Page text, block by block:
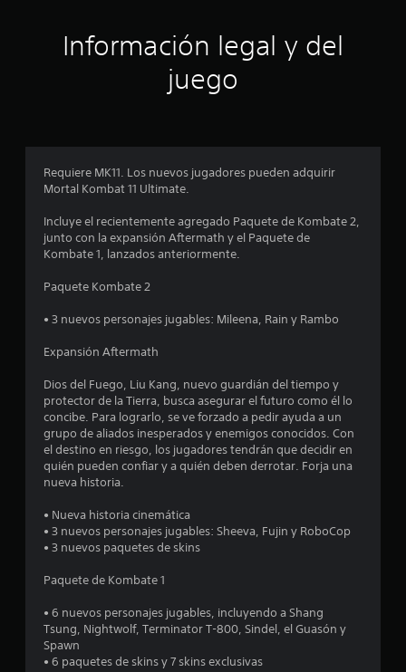
r
l
a
s
u
t
o
t
l
5
Información legal y del
juego
Requiere MK11. Los nuevos jugadores pueden adquirir
Mortal Kombat 11 Ultimate.
Incluye el recientemente agregado Paquete de Kombate 2,
junto con la expansión Aftermath y el Paquete de
Kombate 1, lanzados anteriormente.
Paquete Kombate 2
• 3 nuevos personajes jugables: Mileena, Rain y Rambo
Expansión Aftermath
Dios del Fuego, Liu Kang, nuevo guardián del tiempo y
protector de la Tierra, busca asegurar el futuro como él lo
concibe. Para lograrlo, se ve forzado a pedir ayuda a un
grupo de aliados inesperados y enemigos conocidos. Con
el destino en riesgo, los jugadores tendrán que decidir en
quién pueden confiar y a quién deben derrotar. Forja una
nueva historia.
• Nueva historia cinemática
• 3 nuevos personajes jugables: Sheeva, Fujin y RoboCop
• 3 nuevos paquetes de skins
Paquete de Kombate 1
• 6 nuevos personajes jugables, incluyendo a Shang
Tsung, Nightwolf, Terminator T-800, Sindel, el Guasón y
Spawn
• 6 paquetes de skins y 7 skins exclusivas